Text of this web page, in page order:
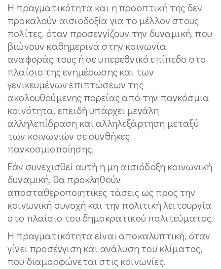
Η πραγματικότητα και η προοπτική της δεν
προκαλούν αισιοδοξία για το μέλλον στους
πολίτες, όταν προσεγγίζουν την δυναμική, που
βιώνουν καθημερινά στην κοινωνία
αναφοράς τους ή σε υπερεθνικό επίπεδο στο
πλαίσιο της ενημέρωσης και των
γενικευμένων επιπτώσεων της
ακολουθούμενης πορείας από την παγκόσμια
κοινότητα, επειδή υπάρχει μεγάλη
αλληλεπίδραση και αλληλεξάρτηση μεταξύ
των κοινωνιών σε συνθήκες
παγκοσμιοποίησης.
Εάν συνεχισθεί αυτή η μη αισιόδοξη κοινωνική
δυναμική, θα προκληθούν
αποσταθεροποιητικές τάσεις ως προς την
κοινωνική συνοχή και την πολιτική λειτουργία
στο πλαίσιο του δημοκρατικού πολιτεύματος.
Η πραγματικότητα είναι αποκαλυπτική, όταν
γίνει προσέγγιση και ανάλυση του κλίματος,
που διαμορφώνεται στις κοινωνίες.